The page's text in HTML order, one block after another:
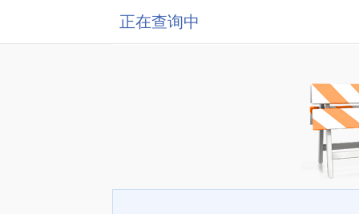
正在查询中